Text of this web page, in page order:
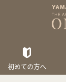
初めての方へ